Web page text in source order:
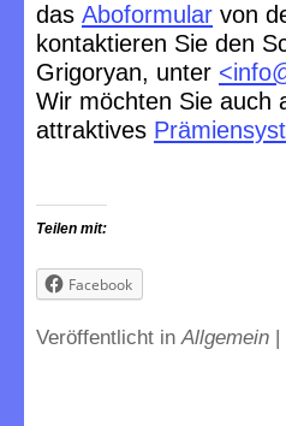
das Aboformular von
kontaktieren Sie den
Grigoryan, unter <
Wir möchten Sie auch
attraktives
Teilen mit:
Facebook
Veröffentlicht inAllgemein |